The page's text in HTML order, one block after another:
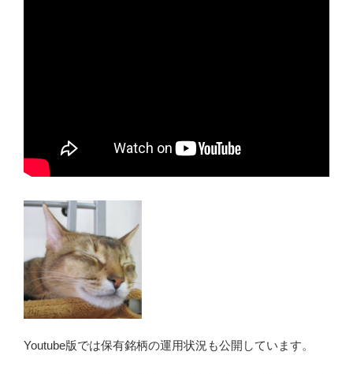
Youtube版では保有銘柄の運用状況も公開しています。